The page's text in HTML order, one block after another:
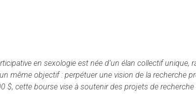
en sexologie est née d’un élan collectif unique,
même objectif : perpétuer une vision de la recherche
$, cette bourse vise à soutenir des projets de